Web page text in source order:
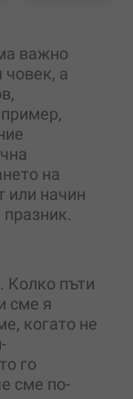
важно
а
на
или начин
Колко пъти
сме я
когато не
го
сме по-